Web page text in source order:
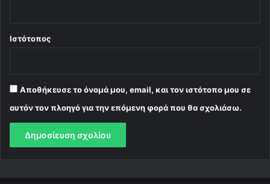
Ιστότοπος
Αποθήκευσε το όνομά μου, email, και τον ιστότοπο μου σε
αυτόν τον πλοηγό για την επόμενη φορά που θα σχολιάσω.